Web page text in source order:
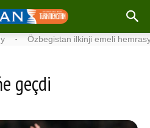
Özbegistan ilkinji emeli hemrasyny
geçdi